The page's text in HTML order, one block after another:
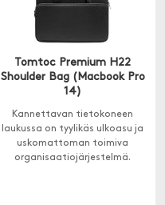
Tomtoc Premium H22
Shoulder Bag (Macbook Pro
14)
Kannettavan tietokoneen
laukussa on tyylikäs ulkoasu ja
uskomattoman toimiva
organisaatiojärjestelmä.